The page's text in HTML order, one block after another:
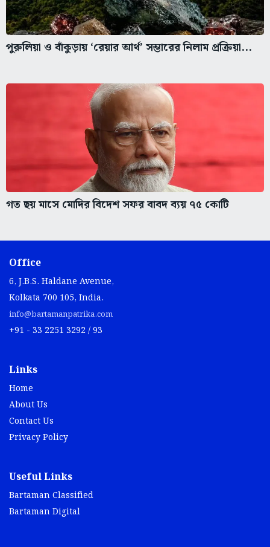
পুরুলিয়া ও বাঁকুড়ায় ‘রেয়ার আর্থ’ সম্ভারের নিলাম প্রক্রিয়া...
গত ছয় মাসে মোদির বিদেশ সফর বাবদ ব্যয় ৭৫ কোটি
Office
6, J.B.S. Haldane Avenue,
Kolkata 700 105, India.
info@bartamanpatrika.com
+91 - 33 2251 3292 / 93
Links
Home
About Us
Contact Us
Privacy Policy
Useful Links
Bartaman Classified
Bartaman Digital